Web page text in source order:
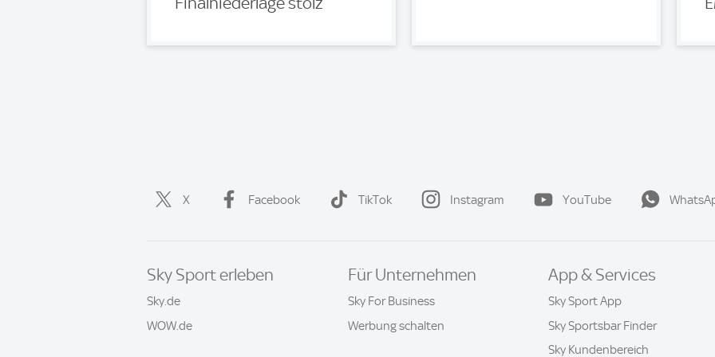
X Facebook TikTok Instagram YouTube
Sky Sport erleben
Sky.de
WOW.de
Für Unternehmen
Sky For Business
Werbung schalten
App & Services
Sky Sport App
Sky Sportsbar Finder
Sky Kundenbereich